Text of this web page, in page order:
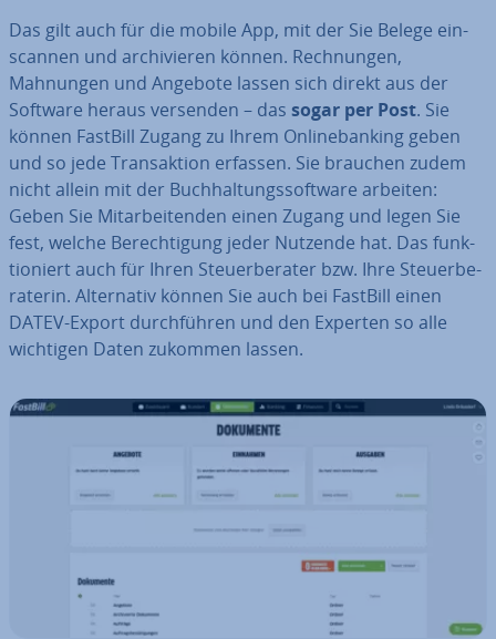
Das gilt auch für die mobile App, mit der Sie Belege ein­
scan­nen und ar­chi­vie­ren können. Rech­nun­gen,
Mahnungen und Angebote lassen sich direkt aus der
Software heraus versenden – das sogar per Post. Sie
können FastBill Zugang zu Ihrem On­line­ban­king geben
und so jede Trans­ak­ti­on erfassen. Sie brauchen zudem
nicht allein mit der Buch­hal­tungs­soft­ware arbeiten:
Geben Sie Mit­ar­bei­ten­den einen Zugang und legen Sie
fest, welche Be­rech­ti­gung jeder Nutzende hat. Das funk­
tio­niert auch für Ihren Steu­er­be­ra­ter bzw. Ihre Steu­er­be­
ra­te­rin. Al­ter­na­tiv können Sie auch bei FastBill einen
DATEV-Export durch­füh­ren und den Experten so alle
wichtigen Daten zukommen lassen.